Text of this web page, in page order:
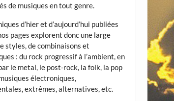
de musiques en tout genre.
d’hier et d’aujourd’hui publiées
pages explorent donc une large
styles, de combinaisons et
: du rock progressif à l’ambient, en
le metal, le post-rock, la folk, la pop
électroniques,
extrêmes, alternatives, etc.